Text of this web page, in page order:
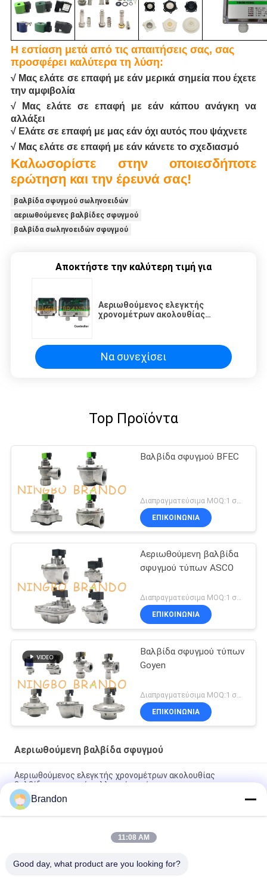
Η εστίαση μετά από τις απαιτήσεις σας, σας
προσφέρει καλύτερα τη λύση:
√ Μας ελάτε σε επαφή με εάν μερικά σημεία που έχετε
την αμφιβολία
√ Μας ελάτε σε επαφή με εάν κάπου ανάγκη να
αλλάξει
√ Ελάτε σε επαφή με μας εάν όχι αυτός που ψάχνετε
√ Μας ελάτε σε επαφή με εάν κάνετε το σχεδιασμό
Καλωσορίστε στην οποιεσδήποτε
ερώτηση και την έρευνά σας!
βαλβίδα σφυγμού σωληνοειδών
αεριωθούμενες βαλβίδες σφυγμού
βαλβίδα σωληνοειδών σφυγμού
Αποκτήστε την καλύτερη τιμή για
Αεριωθούμενος ελεγκτής
χρονομέτρων ακολουθίας
Να συνεχίσει
Top Προϊόντα
Βαλβίδα σφυγμού BFEC
ΕΠΙΚΟΙΝΩΝΙΑ
Αεριωθούμενη βαλβίδα
σφυγμού τύπων ASCO
Διαπραγματεύσιμα MOQ:1 σύνολο
ΕΠΙΚΟΙΝΩΝΙΑ
Βαλβίδα σφυγμού τύπων
Goyen
Διαπραγματεύσιμα MOQ:1 σύνολο
ΕΠΙΚΟΙΝΩΝΙΑ
Αεριωθούμενη βαλβίδα σφυγμού
Αεριωθούμενος ελεγκτής χρονομέτρων ακολουθίας
βαλβίδων σφυγμού συλλεκτών σκόνης
3/4» αεριωθούμενη βαλβίδα σφυγμού σωστής γωνίας dmf-
ζ-20 BFEC για το συλλέκτη σκόνης
1» βαλβίδα σωληνοειδών σφυγμού σωστής γωνίας dmf-ζ-25
Brandon
11:08 AM
Good day, what product are you looking for?